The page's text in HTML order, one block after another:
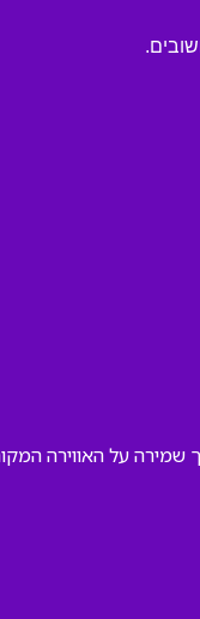
על האווירה